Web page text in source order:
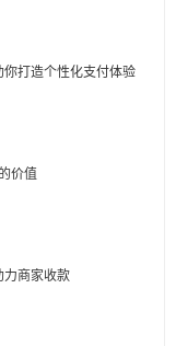
打造个性化支付体验
价值
力商家收款